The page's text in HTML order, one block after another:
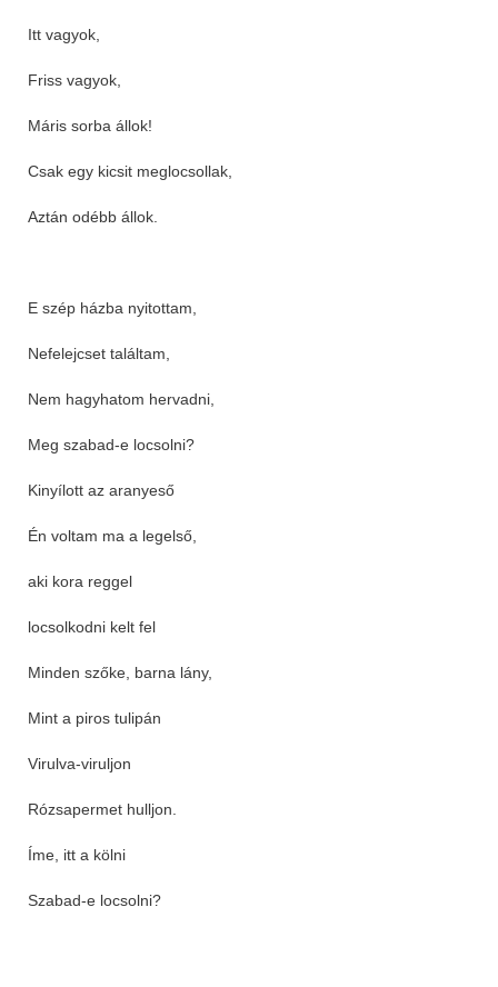
Itt vagyok,
Friss vagyok,
Máris sorba állok!
Csak egy kicsit meglocsollak,
Aztán odébb állok.
E szép házba nyitottam,
Nefelejcset találtam,
Nem hagyhatom hervadni,
Meg szabad-e locsolni?
Kinyílott az aranyeső
Én voltam ma a legelső,
aki kora reggel
locsolkodni kelt fel
Minden szőke, barna lány,
Mint a piros tulipán
Virulva-viruljon
Rózsapermet hulljon.
Íme, itt a kölni
Szabad-e locsolni?